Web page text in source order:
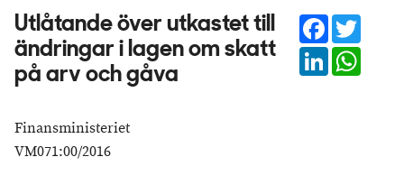
Utlåtande över utkastet till
ändringar i lagen om skatt
på arv och gåva
Facebook
LinkedIn
Finansministeriet
VM071:00/2016